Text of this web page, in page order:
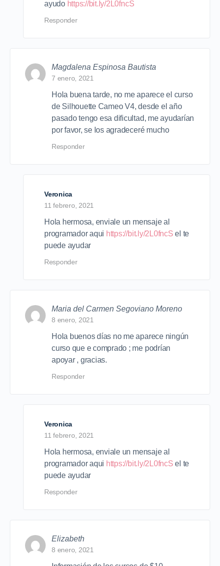
ayudo https://bit.ly/2L0fncS
Responder
Magdalena Espinosa Bautista
7 enero, 2021
Hola buena tarde, no me aparece el curso
de Silhouette Cameo V4, desde el año
pasado tengo esa dificultad, me ayudarían
por favor, se los agradeceré mucho
Responder
Veronica
11 febrero, 2021
Hola hermosa, enviale un mensaje al
programador aqui https://bit.ly/2L0fncS el te
puede ayudar
Responder
Maria del Carmen Segoviano Moreno
8 enero, 2021
Hola buenos días no me aparece ningún
curso que e comprado ; me podrían
apoyar , gracias.
Responder
Veronica
11 febrero, 2021
Hola hermosa, enviale un mensaje al
programador aqui https://bit.ly/2L0fncS el te
puede ayudar
Responder
Elizabeth
8 enero, 2021